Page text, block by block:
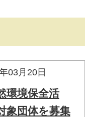
03月20日
環境保全活
象団体を募集